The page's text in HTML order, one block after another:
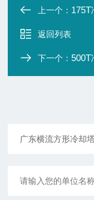
上一个： 175T
返回列表
下一个：500T